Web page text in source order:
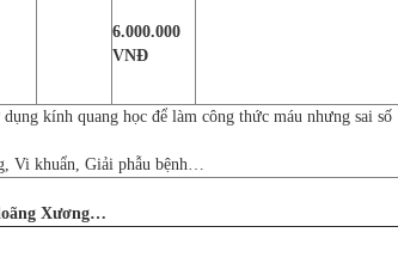
6.000.000
VNĐ
kính quang học để làm công thức máu nhưng sai số
Vi khuẩn, Giải phẫu bệnh…
Xương…